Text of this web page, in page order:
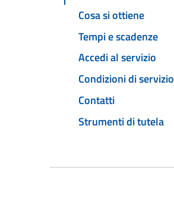
Cosa si ottiene
Tempi e scadenze
Accedi al servizio
Condizioni di servizio
Contatti
Strumenti di tutela